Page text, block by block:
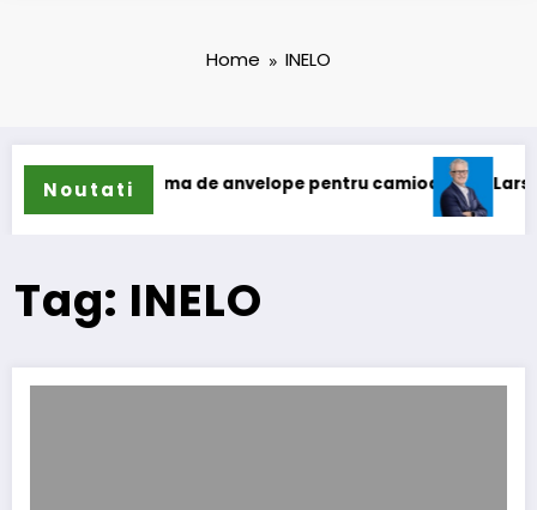
Home INELO
Noutati
extinde gama de anvelope pentru camioane Lars
Tag: INELO